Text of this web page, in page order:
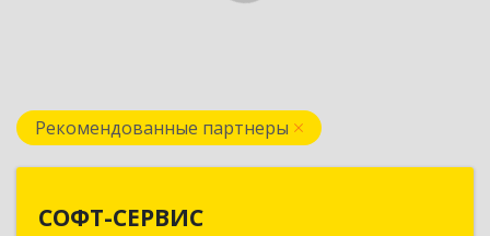
Рекомендованные партнеры
СОФТ-СЕРВИС